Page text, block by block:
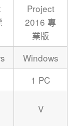
Project
2016 專
業版
Windows
1 PC
V